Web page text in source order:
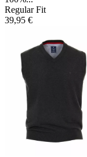
Regular Fit
39,95 €